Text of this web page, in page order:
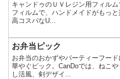
キャンドゥのＵＶレジン用フィル
フィルムで、ハンドメイドがもっ
高コスパなU...
お弁当ピック
お弁当のおかずやパーティーフー
華やぐピック。CanDoでは、ねこ
し活風、剣デザイ...